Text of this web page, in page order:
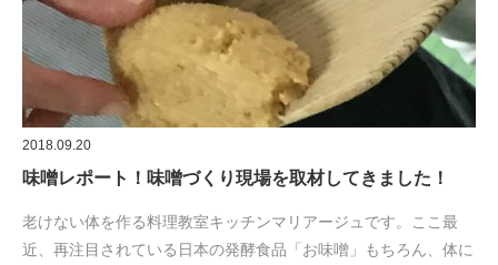
2018.09.20
味噌レポート！味噌づくり現場を取材してきました！
老けない体を作る料理教室キッチンマリアージュです。ここ最
近、再注目されている日本の発酵食品「お味噌」もちろん、体に